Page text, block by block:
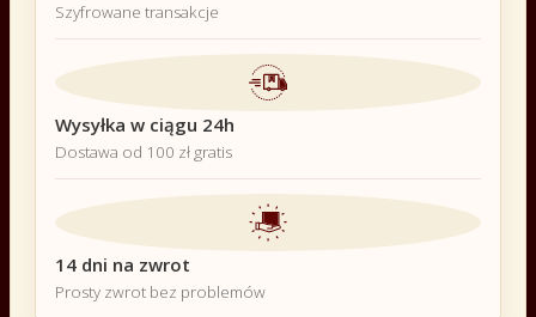
Szyfrowane transakcje
Wysyłka w ciągu 24h
Dostawa od 100 zł gratis
14 dni na zwrot
Prosty zwrot bez problemów